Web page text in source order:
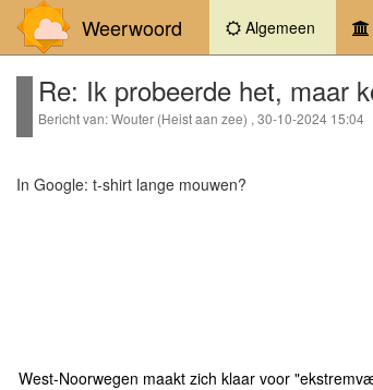
Weerwoord Algemeen
Re: Ik probeerde het, maar
Bericht van: Wouter (Heist aan zee) , 30-10-2024 15:04
In Google: t-shirt lange mouwen?
West-Noorwegen maakt zich klaar voor